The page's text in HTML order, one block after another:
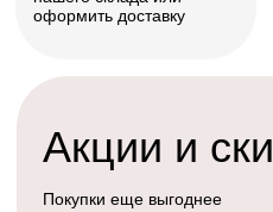
Условия доставки